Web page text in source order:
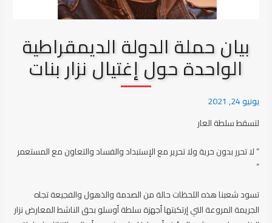
بيان حملة الدولة الديمقراطية
الواحدة حول إغتيال نزار بنات
يونيو 24, 2021
لتسقط سلطة العار
” لا تحرر بدون حرية ولا تحرير مع الإستبداد والفساد والتعاون مع المستعمر
“
تسود شعبنا هذه اللحظات حالة من الصدمة والذهول والفجيعة تجاه
الجريمة المروعة التي إرتكبتها أجهزة سلطة أوسلو بحق الناشط المعارض نزار